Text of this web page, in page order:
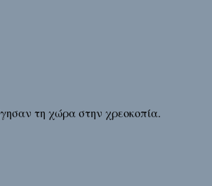
τη χώρα στην χρεοκοπία.